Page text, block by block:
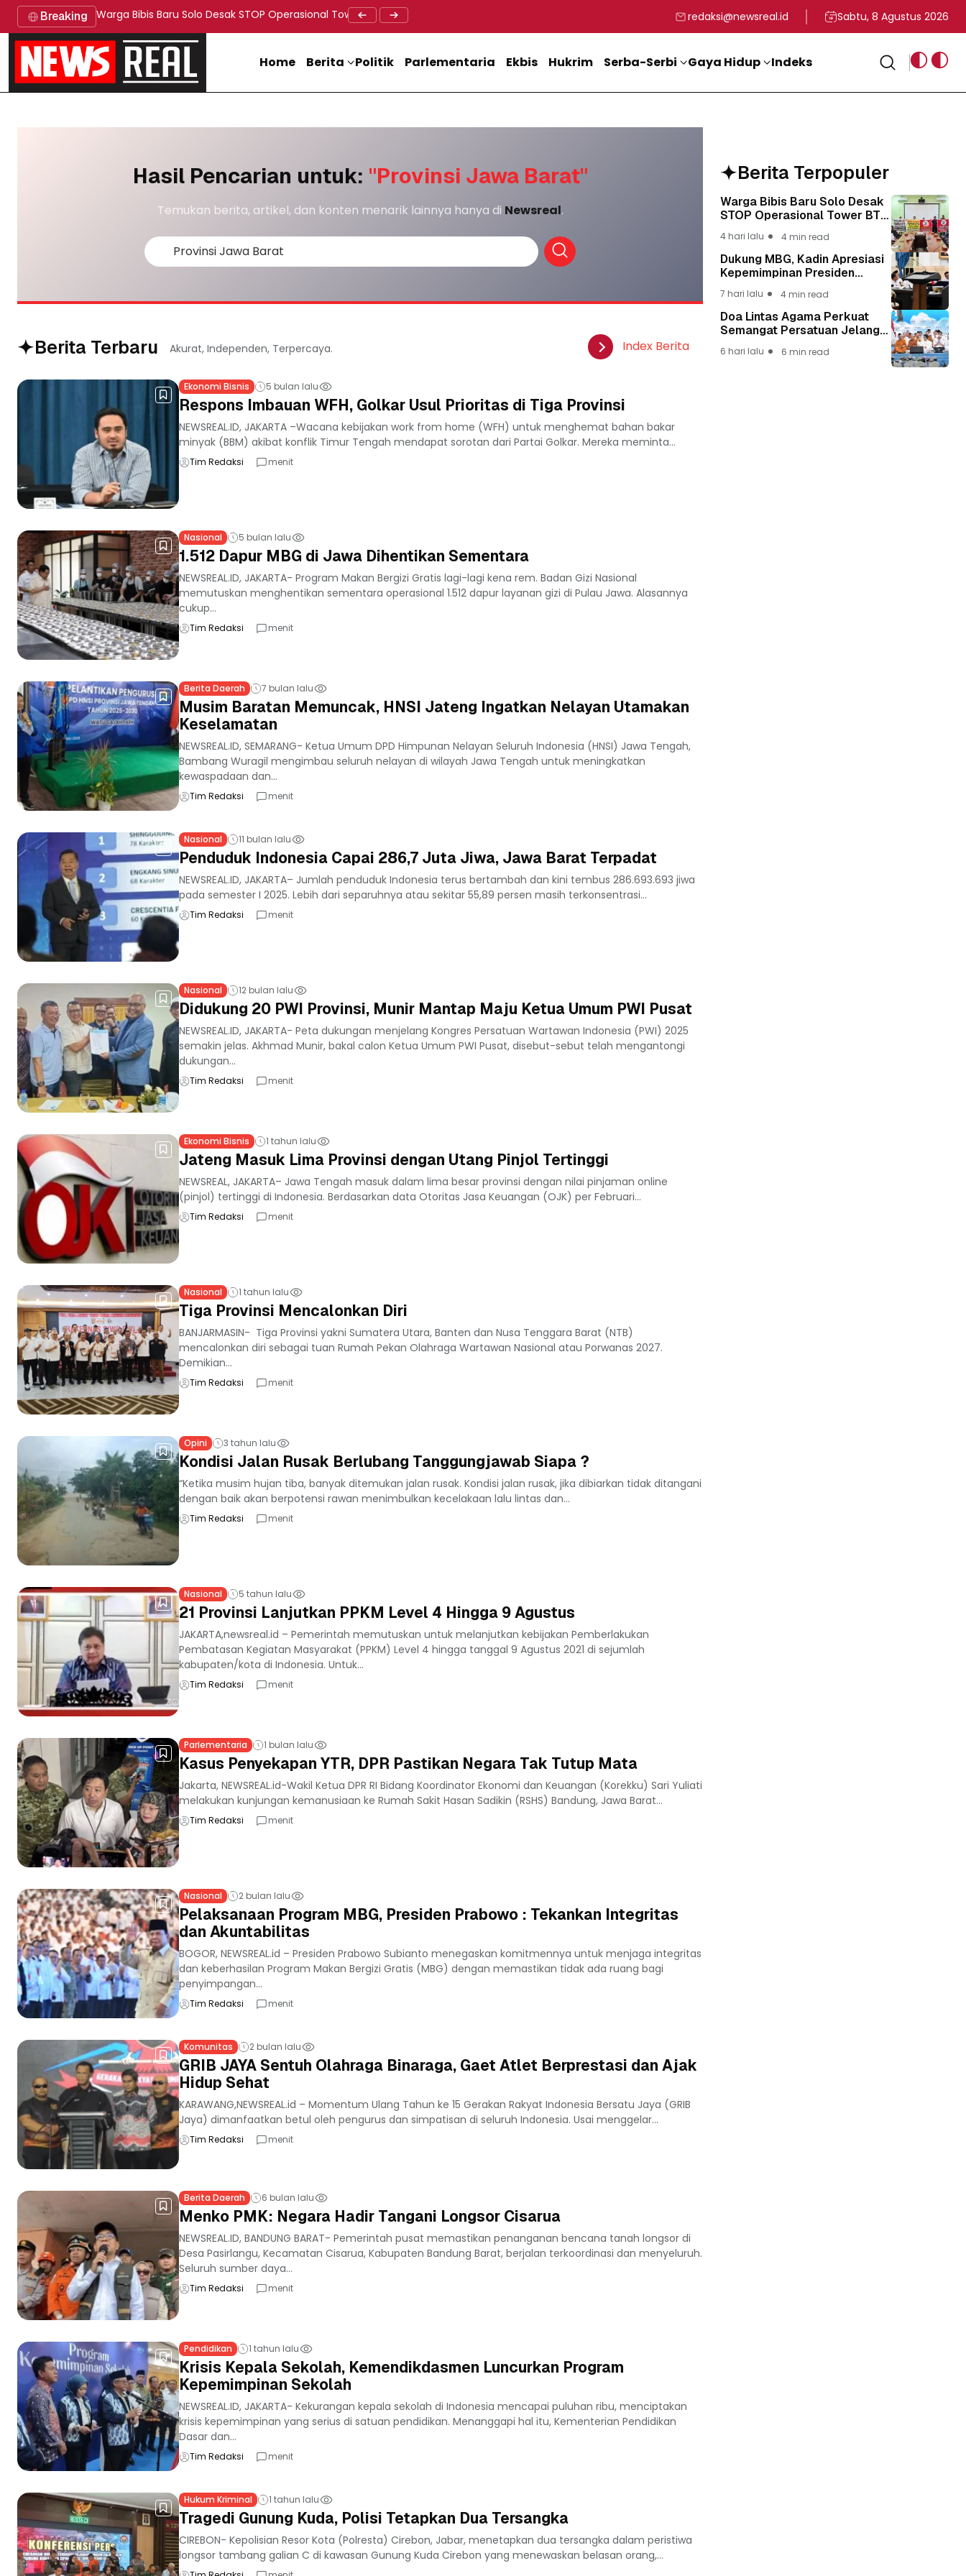
Breaking Warga Bibis Baru Solo Desak STOP Operasional Tower BTS, Diwa : Nyawa dan Keselamatan Warga Lebih Berharga
Doa Lintas Agama Perkuat Semangat Persatuan Jelang HUT ke-81 Kemerdekaan RIDukung MBG, Kadin Apresiasi Kepemimpinan Presiden Prabowo yang
Staf Khusus Menag RI
redaksi@newsreal.id Sabtu, 8 Agustus 2026
Home Berita Politik Parlementaria Ekbis Hukrim Serba-Serbi Gaya Hidup Indeks
Hasil Pencarian untuk: "Provinsi Jawa Barat"
Temukan berita, artikel, dan konten menarik lainnya hanya di Newsreal.
Berita Terbaru Akurat, Independen, Terpercaya. Index Berita
Ekonomi Bisnis 5 bulan lalu
Respons Imbauan WFH, Golkar Usul Prioritas di Tiga Provinsi
NEWSREAL.ID, JAKARTA –Wacana kebijakan work from home (WFH) untuk menghemat bahan bakar
minyak (BBM) akibat konflik Timur Tengah mendapat sorotan dari Partai Golkar. Mereka meminta...
Tim Redaksi menit
Nasional 5 bulan lalu
1.512 Dapur MBG di Jawa Dihentikan Sementara
NEWSREAL.ID, JAKARTA- Program Makan Bergizi Gratis lagi-lagi kena rem. Badan Gizi Nasional
memutuskan menghentikan sementara operasional 1.512 dapur layanan gizi di Pulau Jawa. Alasannya
cukup...
Tim Redaksi menit
Berita Daerah 7 bulan lalu
Musim Baratan Memuncak, HNSI Jateng Ingatkan Nelayan Utamakan
Keselamatan
NEWSREAL.ID, SEMARANG- Ketua Umum DPD Himpunan Nelayan Seluruh Indonesia (HNSI) Jawa Tengah,
Bambang Wuragil mengimbau seluruh nelayan di wilayah Jawa Tengah untuk meningkatkan
kewaspadaan dan...
Tim Redaksi menit
Nasional 11 bulan lalu
Penduduk Indonesia Capai 286,7 Juta Jiwa, Jawa Barat Terpadat
NEWSREAL.ID, JAKARTA– Jumlah penduduk Indonesia terus bertambah dan kini tembus 286.693.693 jiwa
pada semester I 2025. Lebih dari separuhnya atau sekitar 55,89 persen masih terkonsentrasi...
Tim Redaksi menit
Nasional 12 bulan lalu
Didukung 20 PWI Provinsi, Munir Mantap Maju Ketua Umum PWI Pusat
NEWSREAL.ID, JAKARTA- Peta dukungan menjelang Kongres Persatuan Wartawan Indonesia (PWI) 2025
semakin jelas. Akhmad Munir, bakal calon Ketua Umum PWI Pusat, disebut-sebut telah mengantongi
dukungan...
Tim Redaksi menit
Ekonomi Bisnis 1 tahun lalu
Jateng Masuk Lima Provinsi dengan Utang Pinjol Tertinggi
NEWSREAL, JAKARTA– Jawa Tengah masuk dalam lima besar provinsi dengan nilai pinjaman online
(pinjol) tertinggi di Indonesia. Berdasarkan data Otoritas Jasa Keuangan (OJK) per Februari...
Tim Redaksi menit
Nasional 1 tahun lalu
Tiga Provinsi Mencalonkan Diri
BANJARMASIN- Tiga Provinsi yakni Sumatera Utara, Banten dan Nusa Tenggara Barat (NTB)
mencalonkan diri sebagai tuan Rumah Pekan Olahraga Wartawan Nasional atau Porwanas 2027.
Demikian...
Tim Redaksi menit
Opini 3 tahun lalu
Kondisi Jalan Rusak Berlubang Tanggungjawab Siapa ?
“Ketika musim hujan tiba, banyak ditemukan jalan rusak. Kondisi jalan rusak, jika dibiarkan tidak ditangani
dengan baik akan berpotensi rawan menimbulkan kecelakaan lalu lintas dan...
Tim Redaksi menit
Nasional 5 tahun lalu
21 Provinsi Lanjutkan PPKM Level 4 Hingga 9 Agustus
JAKARTA,newsreal.id – Pemerintah memutuskan untuk melanjutkan kebijakan Pemberlakukan
Pembatasan Kegiatan Masyarakat (PPKM) Level 4 hingga tanggal 9 Agustus 2021 di sejumlah
kabupaten/kota di Indonesia. Untuk...
Tim Redaksi menit
Parlementaria 1 bulan lalu
Kasus Penyekapan YTR, DPR Pastikan Negara Tak Tutup Mata
Jakarta, NEWSREAL.id-Wakil Ketua DPR RI Bidang Koordinator Ekonomi dan Keuangan (Korekku) Sari Yuliati
melakukan kunjungan kemanusiaan ke Rumah Sakit Hasan Sadikin (RSHS) Bandung, Jawa Barat...
Tim Redaksi menit
Nasional 2 bulan lalu
Pelaksanaan Program MBG, Presiden Prabowo : Tekankan Integritas
dan Akuntabilitas
BOGOR, NEWSREAL.id – Presiden Prabowo Subianto menegaskan komitmennya untuk menjaga integritas
dan keberhasilan Program Makan Bergizi Gratis (MBG) dengan memastikan tidak ada ruang bagi
penyimpangan...
Tim Redaksi menit
Komunitas 2 bulan lalu
GRIB JAYA Sentuh Olahraga Binaraga, Gaet Atlet Berprestasi dan Ajak
Hidup Sehat
KARAWANG,NEWSREAL.id – Momentum Ulang Tahun ke 15 Gerakan Rakyat Indonesia Bersatu Jaya (GRIB
Jaya) dimanfaatkan betul oleh pengurus dan simpatisan di seluruh Indonesia. Usai menggelar...
Tim Redaksi menit
Berita Daerah 6 bulan lalu
Menko PMK: Negara Hadir Tangani Longsor Cisarua
NEWSREAL.ID, BANDUNG BARAT- Pemerintah pusat memastikan penanganan bencana tanah longsor di
Desa Pasirlangu, Kecamatan Cisarua, Kabupaten Bandung Barat, berjalan terkoordinasi dan menyeluruh.
Seluruh sumber daya...
Tim Redaksi menit
Pendidikan 1 tahun lalu
Krisis Kepala Sekolah, Kemendikdasmen Luncurkan Program
Kepemimpinan Sekolah
NEWSREAL.ID, JAKARTA- Kekurangan kepala sekolah di Indonesia mencapai puluhan ribu, menciptakan
krisis kepemimpinan yang serius di satuan pendidikan. Menanggapi hal itu, Kementerian Pendidikan
Dasar dan...
Tim Redaksi menit
Hukum Kriminal 1 tahun lalu
Tragedi Gunung Kuda, Polisi Tetapkan Dua Tersangka
CIREBON- Kepolisian Resor Kota (Polresta) Cirebon, Jabar, menetapkan dua tersangka dalam peristiwa
longsor tambang galian C di kawasan Gunung Kuda Cirebon yang menewaskan belasan orang,...
Berita Terpopuler
Warga Bibis Baru Solo Desak
STOP Operasional Tower BTS,
Keselamatan Warga Lebih
Berharga
4 hari lalu 4 min read
Dukung MBG, Kadin Apresiasi
Kepemimpinan Presiden
7 hari lalu 4 min read
Doa Lintas Agama Perkuat
Semangat Persatuan Jelang
6 hari lalu 6 min read